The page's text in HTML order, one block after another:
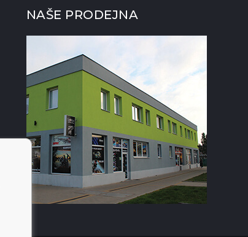
NAŠE PRODEJNA